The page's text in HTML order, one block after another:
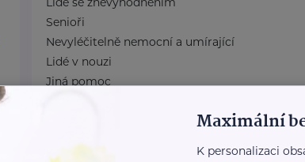
Senioři
Nevyléčitelně nemocní a umírající
Lidé v nouzi
Jiná pomoc
Maximální
K personalizaci